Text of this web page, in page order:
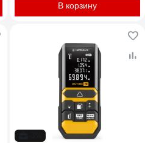
В корзину